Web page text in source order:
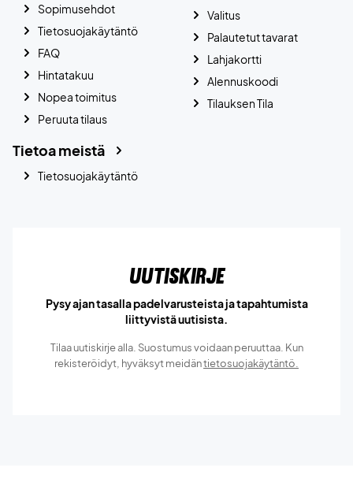
Sopimusehdot
Tietosuojakäytäntö
FAQ
Hintatakuu
Nopea toimitus
Peruuta tilaus
Valitus
Palautetut tavarat
Lahjakortti
Alennuskoodi
Tilauksen Tila
Tietoa meistä
Tietosuojakäytäntö
Uutiskirje
Pysy ajan tasalla padelvarusteista ja tapahtumista
liittyvistä uutisista.
Tilaa uutiskirje alla. Suostumus voidaan peruuttaa. Kun
rekisteröidyt, hyväksyt meidäntietosuojakäytäntö.